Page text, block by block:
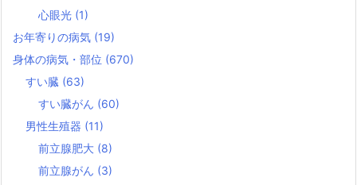
心眼光 (1)
お年寄りの病気 (19)
身体の病気・部位 (670)
すい臓 (63)
すい臓がん (60)
男性生殖器 (11)
前立腺肥大 (8)
前立腺がん (3)